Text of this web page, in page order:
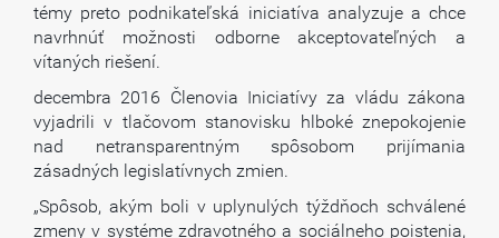
témy preto podnikateľská iniciatíva analyzuje a chce
navrhnúť možnosti odborne akceptovateľných a
vítaných riešení.
decembra 2016 Členovia Iniciatívy za vládu zákona
vyjadrili v tlačovom stanovisku hlboké znepokojenie
nad netransparentným spôsobom prijímania
zásadných legislatívnych zmien.
„Spôsob, akým boli v uplynulých týždňoch schválené
zmeny v systéme zdravotného a sociálneho poistenia,